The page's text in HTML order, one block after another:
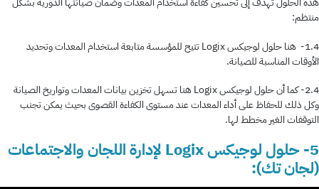
منتظم:
1.4- هنا حلول لوجيكس Logix تتيح للمؤسسة متابعة استخدام المعدات وتحديد
الأوقات المناسبة للصيانة.
2.4- كما أن حلول لوجيكس Logix هنا تسهل تخزين بيانات المعدات وتواريخ الصيانة
وكل ذلك للحفاظ على أداء المعدات عند مستوى الكفاءة القصوى بحيث يمكن تجنب
التوقفات الغير مخطط لها.
5- حلول لوجيكس Logix لإدارة اللجان والاجتماعات
(لجان تك):